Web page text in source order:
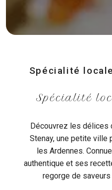
Spécialité
Spécialité
Découvrez les délices
Stenay, une petite ville
les Ardennes.
authentique et ses
regorge de